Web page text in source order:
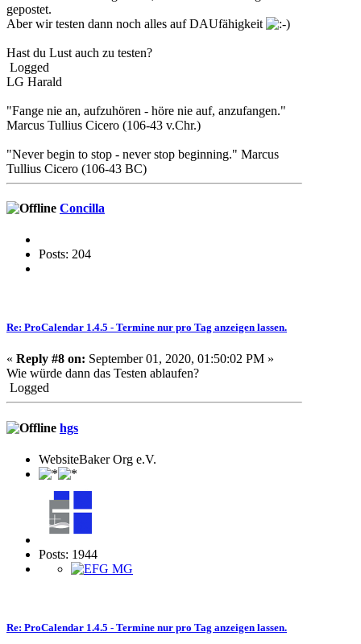
gepostet.
Aber wir testen dann noch alles auf DAUfähigkeit
Hast du Lust auch zu testen?
Logged
LG Harald
"Fange nie an, aufzuhören - höre nie auf, anzufangen."
Marcus Tullius Cicero (106-43 v.Chr.)
"Never begin to stop - never stop beginning." Marcus
Tullius Cicero (106-43 BC)
Concilla
Posts: 204
Re: ProCalendar 1.4.5 - Termine nur pro Tag anzeigen lassen.
« Reply #8 on: September 01, 2020, 01:50:02 PM »
Wie würde dann das Testen ablaufen?
Logged
hgs
WebsiteBaker Org e.V.
Posts: 1944
Re: ProCalendar 1.4.5 - Termine nur pro Tag anzeigen lassen.